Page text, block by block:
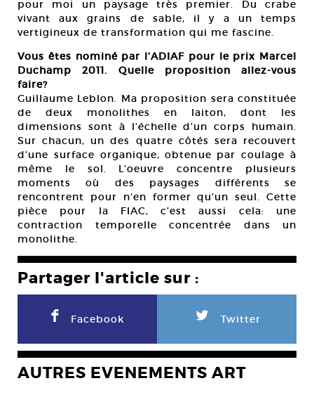
pour moi un paysage très premier. Du crabe
vivant aux grains de sable, il y a un temps
vertigineux de transformation qui me fascine.
Vous êtes nominé par l’ADIAF pour le prix Marcel
Duchamp 2011. Quelle proposition allez-vous
faire?
Guillaume Leblon. Ma proposition sera constituée
de deux monolithes en laiton, dont les
dimensions sont à l’échelle d’un corps humain.
Sur chacun, un des quatre côtés sera recouvert
d’une surface organique, obtenue par coulage à
même le sol. L’oeuvre concentre plusieurs
moments où des paysages différents se
rencontrent pour n’en former qu’un seul. Cette
pièce pour la FIAC, c’est aussi cela: une
contraction temporelle concentrée dans un
monolithe.
Partager l'article sur :
F Facebook L Twitter
AUTRES EVENEMENTS ART